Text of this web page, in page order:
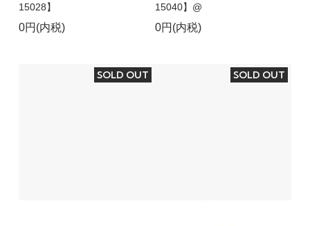
15028】
0円(内税)
15040】@
0円(内税)
SOLD OUT SOLD OUT